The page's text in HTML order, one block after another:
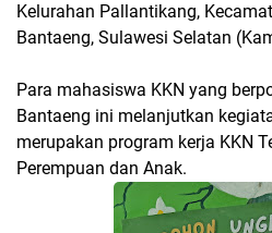
Kelurahan Pallantikang,
Bantaeng, Sulawesi Selatan
Para mahasiswa KKN yang
Bantaeng ini melanjutkan
merupakan program kerja KKN
Perempuan dan Anak.